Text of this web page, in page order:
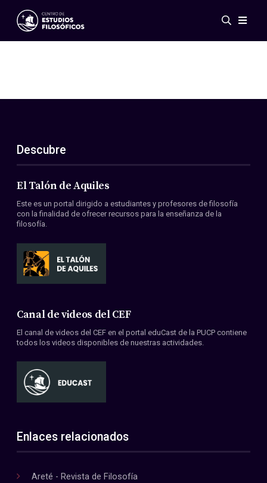
Eventos
ES
EN
Acerca de nosotros
Miembros
Convenios
Descubre
El Talón de Aquiles
Este es un portal dirigido a estudiantes y profesores de filosofía
con la finalidad de ofrecer recursos para la enseñanza de la
filosofía.
Canal de videos del CEF
El canal de videos del CEF en el portal eduCast de la PUCP contiene
todos los videos disponibles de nuestras actividades.
Enlaces relacionados
Areté - Revista de Filosofía